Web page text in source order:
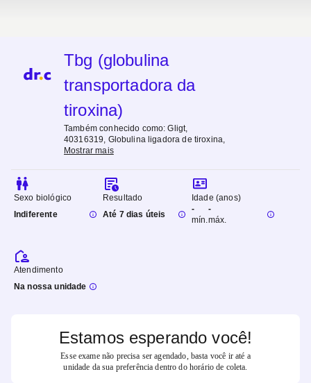
Tbg (globulina
transportadora da
tiroxina)
Também conhecido como:Gligt,
40316319, Globulina ligadora de tiroxina,
Mostrar mais
Sexo biológico
Indiferente
Resultado
Até 7 dias úteis
Idade (anos)
-
mín.
-
máx.
Atendimento
Na nossa unidade
Estamos esperando você!
Esse exame não precisa ser agendado, basta você ir até a
unidade da sua preferência dentro do horário de coleta.